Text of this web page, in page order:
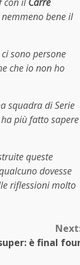
bene il
sono persone
che io non ho
squadra di Serie
più fatto sapere
queste
dovesse
riflessioni molto
è final